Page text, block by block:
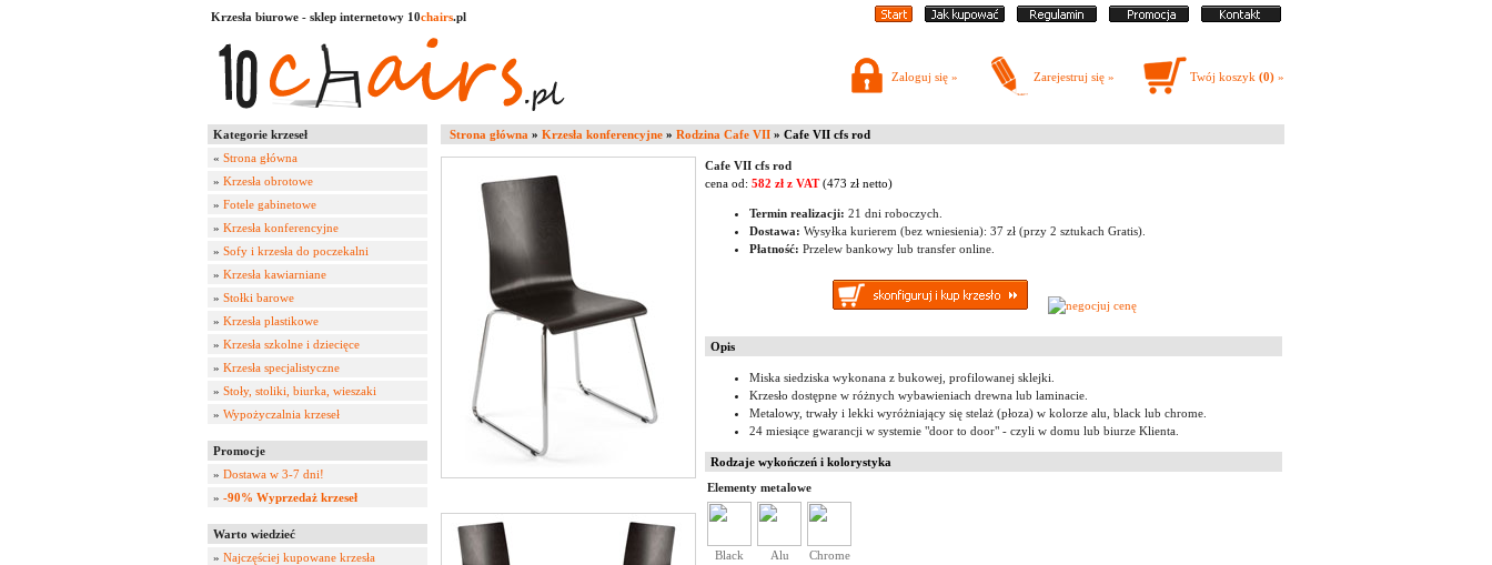
Krzesła biurowe - sklep internetowy 10chairs.pl
Zaloguj się » Zarejestruj się » Twój koszyk (0) »
Kategorie krzeseł
« Strona główna
» Krzesła obrotowe
» Fotele gabinetowe
» Krzesła konferencyjne
» Sofy i krzesła do poczekalni
» Krzesła kawiarniane
» Stołki barowe
» Krzesła plastikowe
» Krzesła szkolne i dziecięce
» Krzesła specjalistyczne
» Stoły, stoliki, biurka, wieszaki
» Wypożyczalnia krzeseł
Promocje
» Dostawa w 3-7 dni!
» -90% Wyprzedaż krzeseł
Warto wiedzieć
» Najczęściej kupowane krzesła
Strona główna » Krzesła konferencyjne » Rodzina Cafe VII » Cafe VII cfs rod
Cafe VII cfs rod
cena od: 582 zł z VAT(473 zł netto)
Termin realizacji: 21 dni roboczych.
Dostawa: Wysyłka kurierem (bez wniesienia): 37 zł (przy 2 sztukach Gratis).
Płatność: Przelew bankowy lub transfer online.
Opis
Miska siedziska wykonana z bukowej, profilowanej sklejki.
Krzesło dostępne w różnych wybawieniach drewna lub laminacie.
Metalowy, trwały i lekki wyróżniający się stelaż (płoza) w kolorze alu, black lub chrome.
24 miesiące gwarancji w systemie "door to door" - czyli w domu lub biurze Klienta.
Rodzaje wykończeń i kolorystyka
Elementy metalowe
Black Alu
Chrome